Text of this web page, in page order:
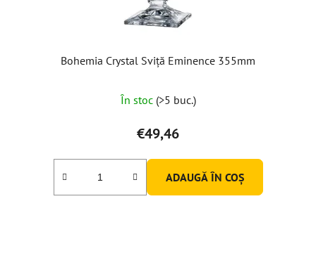
Bohemia Crystal Sviță Eminence 355mm
În stoc (>5 buc.)
€49,46
ADAUGĂ ÎN COŞ